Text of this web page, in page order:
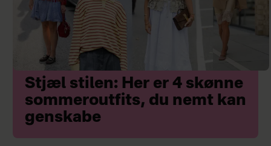
Stjæl stilen: Her er 4 skønne
sommeroutfits, du nemt kan
genskabe